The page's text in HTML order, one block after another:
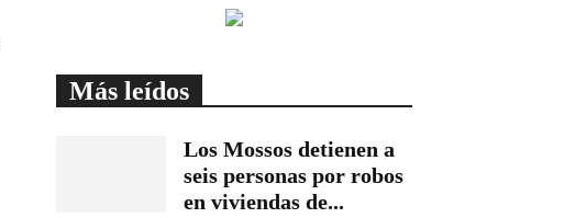
Más leídos
Los Mossos detienen a
seis personas por robos
en viviendas de...